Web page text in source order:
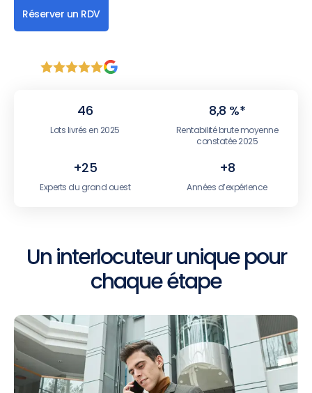
Réserver un RDV
46
Lots livrés en 2025
8,8 %*
Rentabilité brute moyenne
constatée 2025
+25
Experts du grand ouest
+8
Années d’expérience
Un interlocuteur unique pour
chaque étape